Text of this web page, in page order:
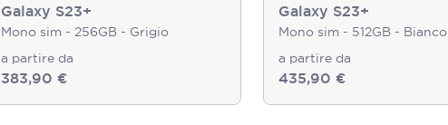
Galaxy S23+
Mono sim - 256GB - Grigio
a partire da
383,90 €
Galaxy S23+
Mono sim - 512GB - Bianco
a partire da
435,90 €